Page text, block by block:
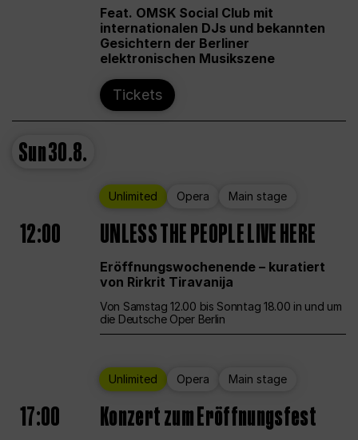
Feat. OMSK Social Club mit
internationalen DJs und bekannten
Gesichtern der Berliner
elektronischen Musikszene
Tickets
Sun30.8.
Unlimited Opera Main stage
12:00 UNLESS THE PEOPLE LIVE HERE
Eröffnungswochenende – kuratiert
von Rirkrit Tiravanija
Von Samstag 12.00 bis Sonntag 18.00 in und um
die Deutsche Oper Berlin
Unlimited Opera Main stage
17:00 Konzert zum Eröffnungsfest